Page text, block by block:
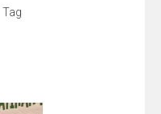
Tag